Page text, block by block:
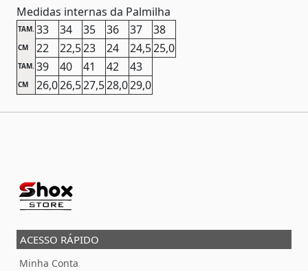
Medidas internas da Palmilha
TAM. 33 34 35 36 37 38
CM 22 22,523 24 24,525,0
TAM. 39 40 41 42 43
CM 26,026,527,528,029,0
ACESSO RÁPIDO
Minha Conta